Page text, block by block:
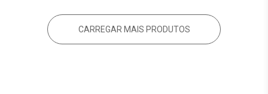
CARREGAR MAIS PRODUTOS